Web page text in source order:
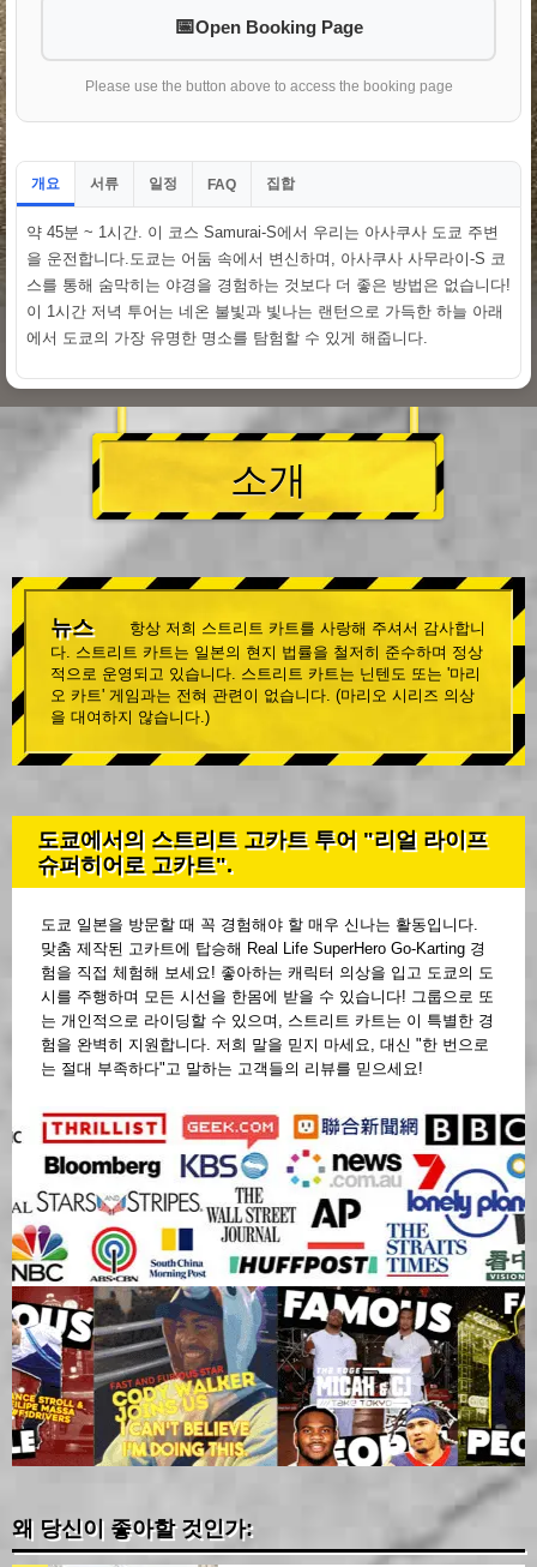
Open Booking Page
Please use the button above to access the booking page
개요 서류 일정 FAQ 집합
약 45분 ~ 1시간. 이 코스 Samurai-S에서 우리는 아사쿠사 도쿄 주변
을 운전합니다.도쿄는 어둠 속에서 변신하며, 아사쿠사 사무라이-S 코
스를 통해 숨막히는 야경을 경험하는 것보다 더 좋은 방법은 없습니다!
이 1시간 저녁 투어는 네온 불빛과 빛나는 랜턴으로 가득한 하늘 아래
에서 도쿄의 가장 유명한 명소를 탐험할 수 있게 해줍니다.
소개
뉴스
항상 저희 스트리트 카트를 사랑해 주셔서 감사합니
다. 스트리트 카트는 일본의 현지 법률을 철저히 준수하며 정상
적으로 운영되고 있습니다. 스트리트 카트는 닌텐도 또는 '마리
오 카트' 게임과는 전혀 관련이 없습니다. (마리오 시리즈 의상
을 대여하지 않습니다.)
도쿄에서의 스트리트 고카트 투어 "리얼 라이프
슈퍼히어로 고카트".
도쿄 일본을 방문할 때 꼭 경험해야 할 매우 신나는 활동입니다.
맞춤 제작된 고카트에 탑승해 Real Life SuperHero Go-Karting 경
험을 직접 체험해 보세요! 좋아하는 캐릭터 의상을 입고 도쿄의 도
시를 주행하며 모든 시선을 한몸에 받을 수 있습니다! 그룹으로 또
는 개인적으로 라이딩할 수 있으며, 스트리트 카트는 이 특별한 경
험을 완벽히 지원합니다. 저희 말을 믿지 마세요, 대신 "한 번으로
는 절대 부족하다"고 말하는 고객들의 리뷰를 믿으세요!
왜 당신이 좋아할 것인가: